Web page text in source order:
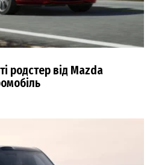
родстер від Mazda